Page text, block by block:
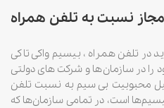
نسبت به تلفن همراه
در تلفن همراه ، ‌بیسیم واکی تاکی
در سازمان‌ها و شرکت های دولتی
محبوبیت بی سیم به نسبت تلفن
است، در تمامی سازمان‌ها که